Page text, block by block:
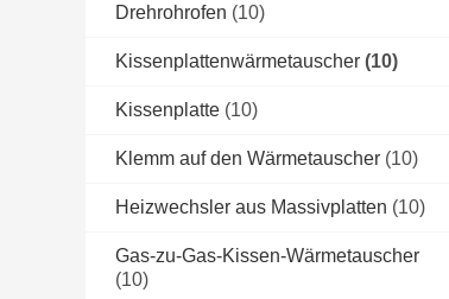
Drehrohrofen (10)
Kissenplattenwärmetauscher (10)
Kissenplatte (10)
Klemm auf den Wärmetauscher (10)
Heizwechsler aus Massivplatten (10)
Gas-zu-Gas-Kissen-Wärmetauscher
(10)